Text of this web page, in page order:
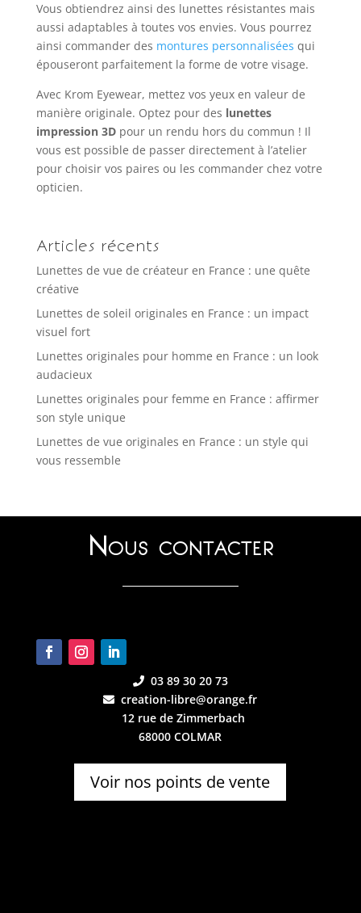
Vous obtiendrez ainsi des lunettes résistantes mais
aussi adaptables à toutes vos envies. Vous pourrez
ainsi commander des montures personnalisées qui
épouseront parfaitement la forme de votre visage.
Avec Krom Eyewear, mettez vos yeux en valeur de
manière originale. Optez pour des lunettes
impression 3Dpour un rendu hors du commun ! Il
vous est possible de passer directement à l’atelier
pour choisir vos paires ou les commander chez votre
opticien.
Articles récents
Lunettes de vue de créateur en France : une quête
créative
Lunettes de soleil originales en France : un impact
visuel fort
Lunettes originales pour homme en France : un look
audacieux
Lunettes originales pour femme en France : affirmer
son style unique
Lunettes de vue originales en France : un style qui
vous ressemble
Nous contacter
03 89 30 20 73
creation-libre@orange.fr
12 rue de Zimmerbach
68000 COLMAR
Voir nos points de vente